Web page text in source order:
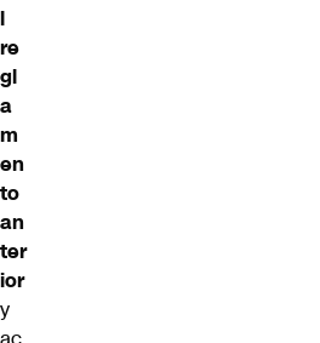
l
re
gl
a
m
en
to
an
ter
ior
y